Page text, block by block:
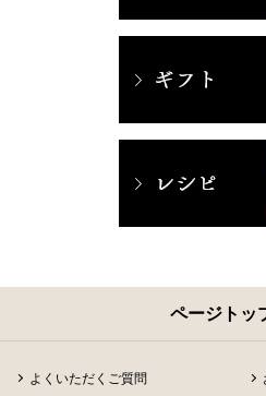
ページトッ
よくいただくご質問